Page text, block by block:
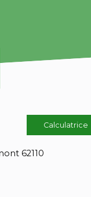
Calculatrice
62110